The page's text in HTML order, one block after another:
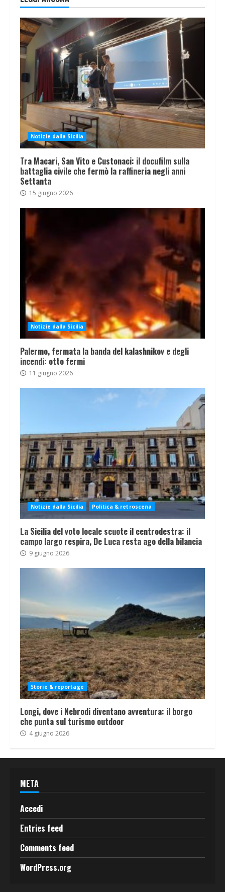
Notizie dalla Sicilia
Tra Macari, San Vito e Custonaci: il docufilm sulla
battaglia civile che fermò la raffineria negli anni
Settanta
15 giugno 2026
Notizie dalla Sicilia
Palermo, fermata la banda del kalashnikov e degli
incendi: otto fermi
11 giugno 2026
Notizie dalla Sicilia Politica & retroscena
La Sicilia del voto locale scuote il centrodestra: il
campo largo respira, De Luca resta ago della bilancia
9 giugno 2026
Storie & reportage
Longi, dove i Nebrodi diventano avventura: il borgo
che punta sul turismo outdoor
4 giugno 2026
META
Accedi
Entries feed
Comments feed
WordPress.org